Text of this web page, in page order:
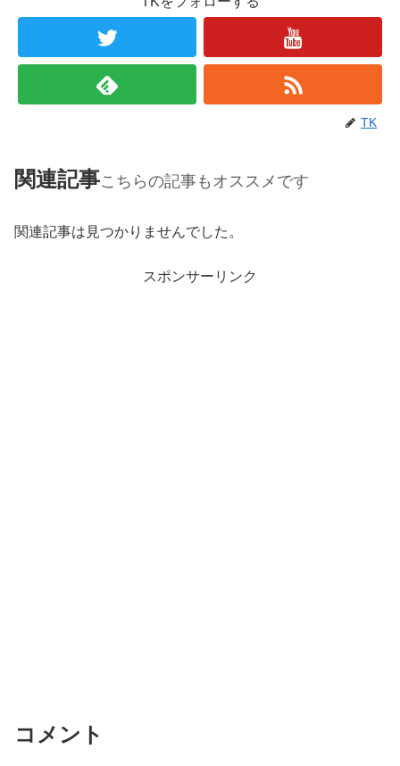
TK
関連記事こちらの記事もオススメです
関連記事は見つかりませんでした。
スポンサーリンク
コメント